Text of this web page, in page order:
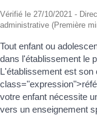
Vérifié le 27/10/2021 -
administrative (Première
Tout enfant ou
dans l'établissement le
L'établissement est
votre enfant nécessite
vers un enseignement